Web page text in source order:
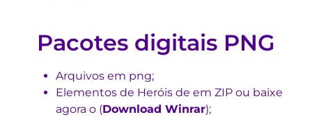
Pacotes digitais PNG
Arquivos em png;
Elementos de Heróis de em ZIP ou baixe
agora o (Download Winrar);